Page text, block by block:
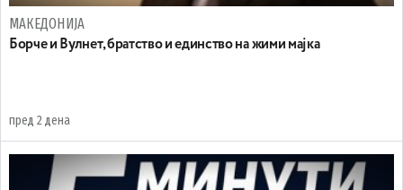
МАКЕДОНИЈА
Борче и Вулнет, братство и единство на жими мајка
пред 2 дена